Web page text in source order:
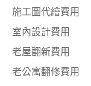
施工圖代繪費用
室內設計費用
老屋翻新費用
老公寓翻修費用